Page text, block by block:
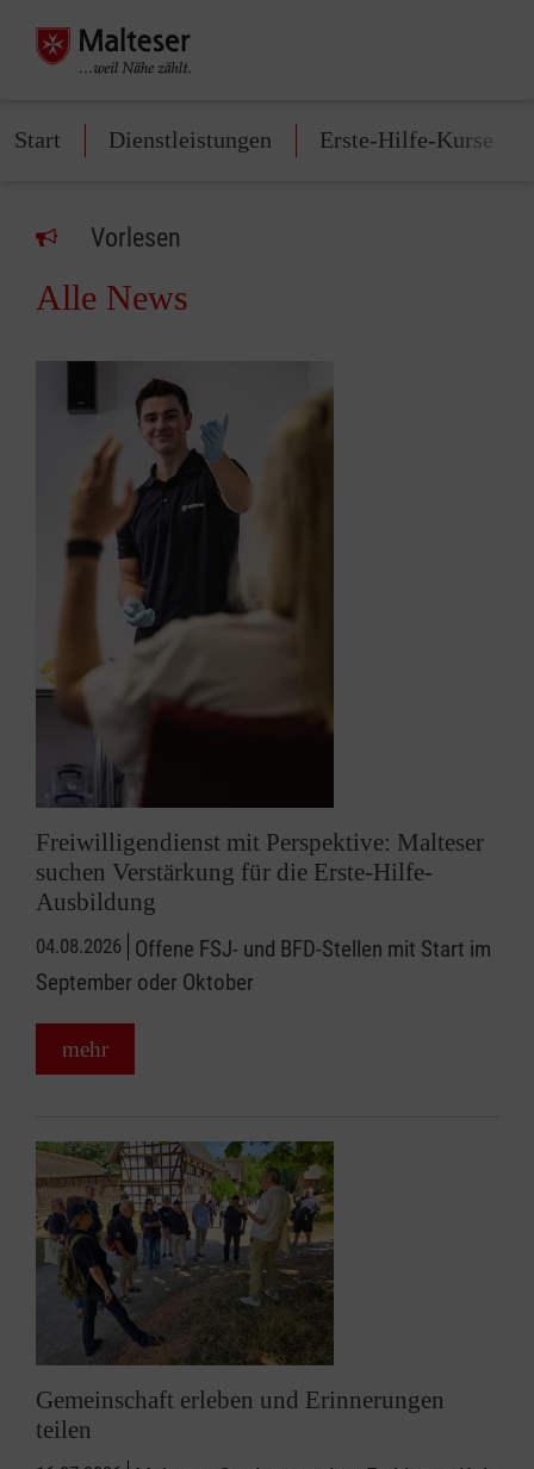
Start Dienstleistungen Erste-Hilfe-Kurse
Vorlesen
Alle News
Freiwilligendienst mit Perspektive: Malteser
suchen Verstärkung für die Erste-Hilfe-
Ausbildung
04.08.2026 Offene FSJ- und BFD-Stellen mit Start im
September oder Oktober
mehr
Gemeinschaft erleben und Erinnerungen
teilen